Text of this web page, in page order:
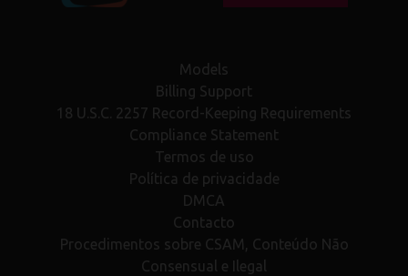
Models
Billing Support
18 U.S.C. 2257 Record-Keeping Requirements
Compliance Statement
Termos de uso
Política de privacidade
DMCA
Contacto
Procedimentos sobre CSAM, Conteúdo Não
Consensual e Ilegal